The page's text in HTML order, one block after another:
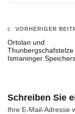
VORHERIGER
Ortolan und
Thunbergschafstelze
Ismaninger
Schreiben Sie
Ihre E-Mail-Adresse